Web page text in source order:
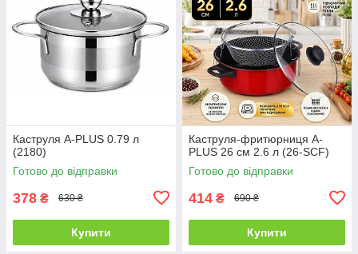
Каструля A-PLUS 0.79 л
(2180)
Готово до відправки
378 ₴ 630 ₴
Купити
Каструля-фритюрниця A-
PLUS 26 см 2.6 л (26-SCF)
Готово до відправки
414 ₴ 690 ₴
Купити